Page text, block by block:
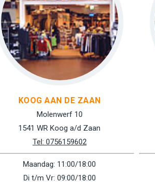
KOOG AAN DE ZAAN
Molenwerf 10
1541 WR Koog a/d Zaan
Tel: 0756159602
Maandag: 11:00/18:00
Di t/m Vr: 09:00/18:00